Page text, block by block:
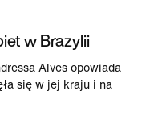
w Brazylii
Alves opowiada
się w jej kraju i na